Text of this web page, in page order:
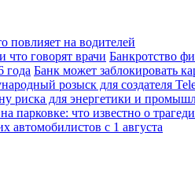
повлияет на водителей
говорят врачи Банкротство
года Банк может заблокировать
розыск для создателя
риска для энергетики и
что известно о
автомобилистов с 1 августа